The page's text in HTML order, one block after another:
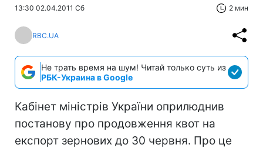
13:30 02.04.2011 Сб 2 мин
RBC.UA
Не трать время на шум! Читай только суть из
РБК-Украина в Google
Кабінет міністрів України оприлюднив
постанову про продовження квот на
експорт зернових до 30 червня. Про це